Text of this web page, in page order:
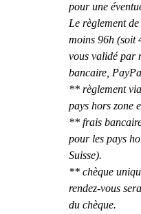
pour une
Le règlement
moins 96h (soit
vous validé par
bancaire,
** règlement
pays hors zone
** frais
pour les pays
Suisse).
** chèque
rendez-vous
du chèque.